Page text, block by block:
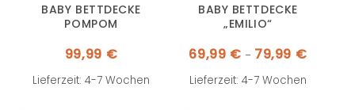
BABY BETTDECKE
POMPOM
99,99 €
Lieferzeit: 4-7 Wochen
BABY BETTDECKE
„EMILIO“
69,99 € – 79,99 €
Lieferzeit: 4-7 Wochen